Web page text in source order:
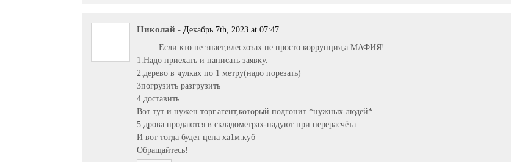
Николай - Декабрь 7th, 2023 at 07:47
Если кто не знает,влесхозах не просто коррупция,а МАФИЯ!
1.Надо приехать и написать заявку.
2.дерево в чулках по 1 метру(надо порезать)
3погрузить разгрузить
4.доставить
Вот тут и нужен торг.агент,который подгонит *нужных людей*
5.дрова продаются в складометрах-надуют при перерасчёта.
И вот тогда будет цена ха1м.куб
Обращайтесь!